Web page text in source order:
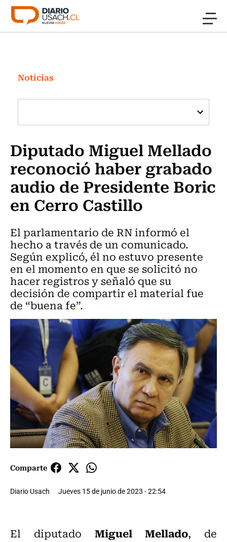
Click acá para ir directamente al contenido
Investigación
Cultura
Programas Radio y TV Usach
Noticias
Diputado Miguel Mellado
reconoció haber grabado
audio de Presidente Boric
en Cerro Castillo
El parlamentario de RN informó el
hecho a través de un comunicado.
Según explicó, él no estuvo presente
en el momento en que se solicitó no
hacer registros y señaló que su
decisión de compartir el material fue
de “buena fe”.
Comparte
Diario Usach Jueves 15 de junio de 2023 - 22:54
El diputado Miguel Mellado, de